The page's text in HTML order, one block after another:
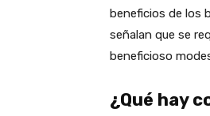
beneficios de los
señalan que se
beneficioso
¿Qué hay